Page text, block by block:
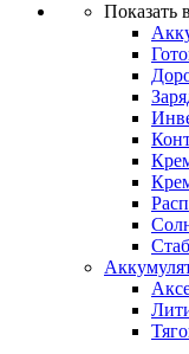
Показать